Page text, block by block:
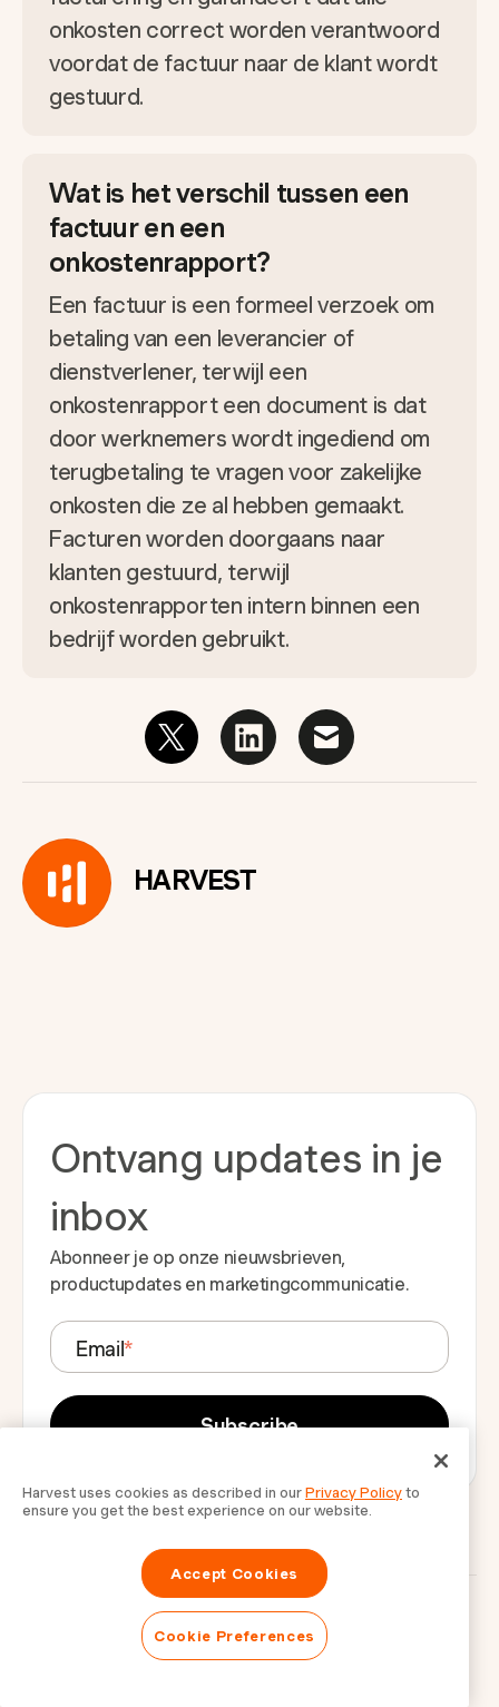
onkosten correct worden verantwoord
voordat de factuur naar de klant wordt
gestuurd.
Wat is het verschil tussen een
factuur en een
onkostenrapport?
Een factuur is een formeel verzoek om
betaling van een leverancier of
dienstverlener, terwijl een
onkostenrapport een document is dat
door werknemers wordt ingediend om
terugbetaling te vragen voor zakelijke
onkosten die ze al hebben gemaakt.
Facturen worden doorgaans naar
klanten gestuurd, terwijl
onkostenrapporten intern binnen een
bedrijf worden gebruikt.
HARVEST
Ontvang updates in je
inbox
Abonneer je op onze nieuwsbrieven,
productupdates en marketingcommunicatie.
Email*
Gerelateerde Artikelen
Harvest uses cookies as described in ourPrivacy Policyto
ensure you get the best experience on our website.
Accept Cookies
Cookie Preferences